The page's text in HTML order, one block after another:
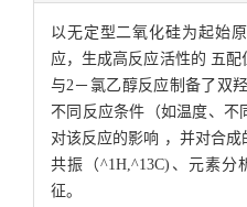
以无定型二氧化硅为起始
应，生成高反应活性的 五
与2－氯乙醇反应制备了双
不同反应条件（如温度、不
对该反应的影响 ，并对合
共振（^1H,^13C)、元素
征。